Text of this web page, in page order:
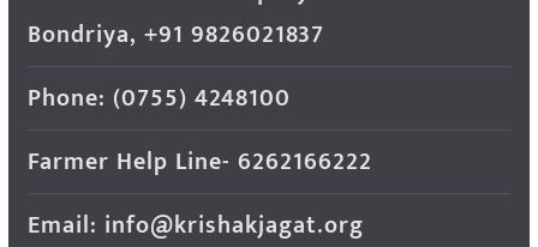
Bondriya, +91 9826021837
Phone: (0755) 4248100
Farmer Help Line- 6262166222
Email: info@krishakjagat.org